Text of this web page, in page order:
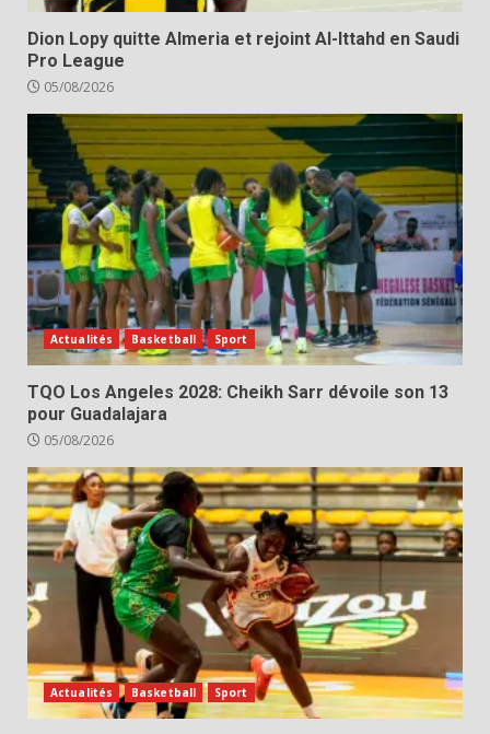
Dion Lopy quitte Almeria et rejoint Al-Ittahd en Saudi
Pro League
05/08/2026
Actualités Basketball Sport
TQO Los Angeles 2028: Cheikh Sarr dévoile son 13
pour Guadalajara
05/08/2026
Actualités Basketball Sport